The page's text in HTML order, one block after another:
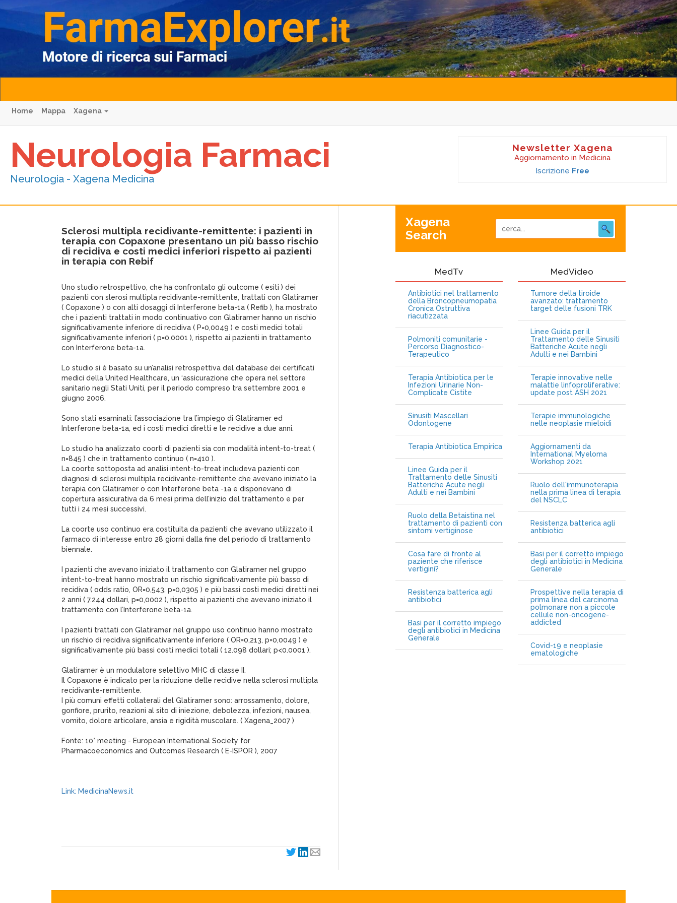
Home Mappa Xagena
Neurologia Farmaci
Neurologia - Xagena Medicina
Newsletter Xagena
Aggiornamento in Medicina
Iscrizione Free
Sclerosi multipla recidivante-remittente: i pazienti in
terapia con Copaxone presentano un più basso rischio
di recidiva e costi medici inferiori rispetto ai pazienti
in terapia con Rebif
Uno studio retrospettivo, che ha confrontato gli outcome ( esiti ) dei
pazienti con slerosi multipla recidivante-remittente, trattati con Glatiramer
( Copaxone ) o con alti dosaggi di Interferone beta-1a ( Refib ), ha mostrato
che i pazienti trattati in modo continuativo con Glatiramer hanno un rischio
significativamente inferiore di recidiva ( P=0,0049 ) e costi medici totali
significativamente inferiori ( p=0,0001 ), rispetto ai pazienti in trattamento
con Interferone beta-1a.
Lo studio si è basato su un’analisi retrospettiva del database dei certificati
medici della United Healthcare, un ‘assicurazione che opera nel settore
sanitario negli Stati Uniti, per il periodo compreso tra settembre 2001 e
giugno 2006.
Sono stati esaminati: l’associazione tra l’impiego di Glatiramer ed
Interferone beta-1a, ed i costi medici diretti e le recidive a due anni.
Lo studio ha analizzato coorti di pazienti sia con modalità intent-to-treat (
n=845 ) che in trattamento continuo ( n=410 ).
La coorte sottoposta ad analisi intent-to-treat includeva pazienti con
diagnosi di sclerosi multipla recidivante-remittente che avevano iniziato la
terapia con Glatiramer o con Interferone beta -1a e disponevano di
copertura assicurativa da 6 mesi prima dell’inizio del trattamento e per
tutti i 24 mesi successivi.
La coorte uso continuo era costituita da pazienti che avevano utilizzato il
farmaco di interesse entro 28 giorni dalla fine del periodo di trattamento
biennale.
I pazienti che avevano iniziato il trattamento con Glatiramer nel gruppo
intent-to-treat hanno mostrato un rischio significativamente più basso di
recidiva ( odds ratio, OR=0,543, p=0,0305 ) e più bassi costi medici diretti nei
2 anni ( 7.244 dollari, p=0,0002 ), rispetto ai pazienti che avevano iniziato il
trattamento con l’Interferone beta-1a.
I pazienti trattati con Glatiramer nel gruppo uso continuo hanno mostrato
un rischio di recidiva significativamente inferiore ( OR=0,213, p=0,0049 ) e
significativamente più bassi costi medici totali ( 12.098 dollari; p<0.0001 ).
Glatiramer è un modulatore selettivo MHC di classe II.
Il Copaxone è indicato per la riduzione delle recidive nella sclerosi multipla
recidivante-remittente.
I più comuni effetti collaterali del Glatiramer sono: arrossamento, dolore,
gonfiore, prurito, reazioni al sito di iniezione, debolezza, infezioni, nausea,
vomito, dolore articolare, ansia e rigidità muscolare. ( Xagena_2007 )
Fonte: 10° meeting - European International Society for
Pharmacoeconomics and Outcomes Research ( E-ISPOR ), 2007
Link: MedicinaNews.it
Xagena
Search
MedTv
Antibiotici nel trattamento
della Broncopneumopatia
Cronica Ostruttiva
riacutizzata
Polmoniti comunitarie -
Percorso Diagnostico-
Terapeutico
Terapia Antibiotica per le
Infezioni Urinarie Non-
Complicate Cistite
Sinusiti Mascellari
Odontogene
Terapia Antibiotica Empirica
Linee Guida per il
Trattamento delle Sinusiti
Batteriche Acute negli
Adulti e nei Bambini
Ruolo della Betaistina nel
trattamento di pazienti con
sintomi vertiginose
Cosa fare di fronte al
paziente che riferisce
vertigini?
Resistenza batterica agli
antibiotici
Basi per il corretto impiego
degli antibiotici in Medicina
Generale
MedVideo
Tumore della tiroide
avanzato: trattamento
target delle fusioni TRK
Linee Guida per il
Trattamento delle Sinusiti
Batteriche Acute negli
Adulti e nei Bambini
Terapie innovative nelle
malattie linfoproliferative:
update post ASH 2021
Terapie immunologiche
nelle neoplasie mieloidi
Aggiornamenti da
International Myeloma
Workshop 2021
Ruolo dell'immunoterapia
nella prima linea di terapia
del NSCLC
Resistenza batterica agli
antibiotici
Basi per il corretto impiego
degli antibiotici in Medicina
Generale
Prospettive nella terapia di
prima linea del carcinoma
polmonare non a piccole
cellule non-oncogene-
addicted
Covid-19 e neoplasie
ematologiche